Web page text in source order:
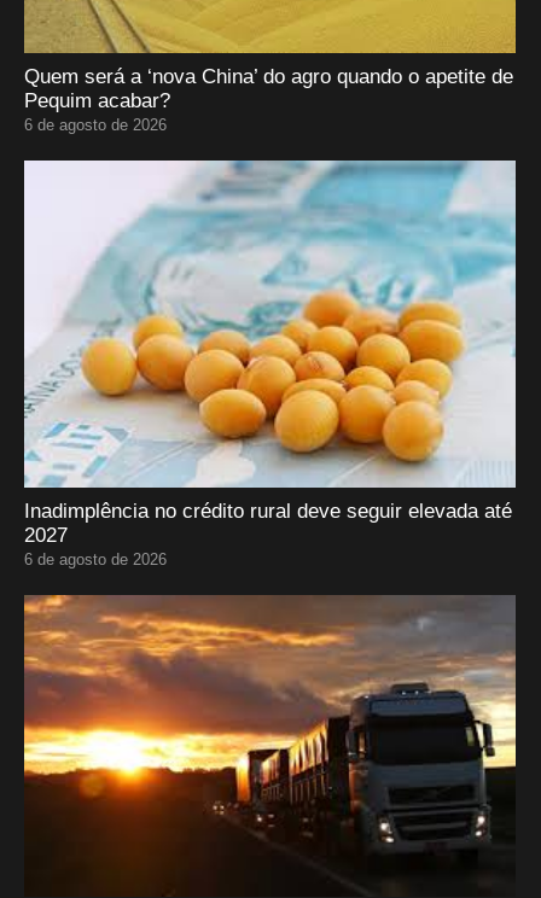
Quem será a ‘nova China’ do agro quando o apetite de
Pequim acabar?
6 de agosto de 2026
Inadimplência no crédito rural deve seguir elevada até
2027
6 de agosto de 2026